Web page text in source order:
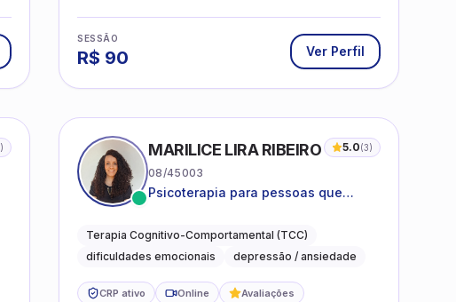
SESSÃO
R$ 90 Ver Perfil
) MARILICE LIRA RIBEIRO 5.0(3)
08/45003
Psicoterapia para pessoas que
lidar com as dificuldades do dia a
dia
Terapia Cognitivo-Comportamental (TCC)
dificuldades emocionais
depressão / ansiedade
CRP ativo Online Avaliações